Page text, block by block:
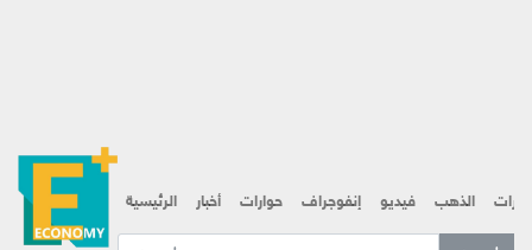
الرئيسية أخبار حوارات إنفوجراف فيديو الذهب